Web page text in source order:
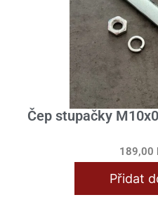
Čep stupačky
189,00
Přidat